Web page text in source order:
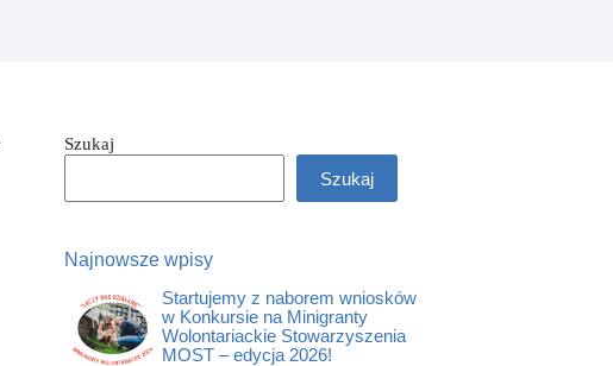
Szukaj
Szukaj
Najnowsze wpisy
Startujemy z naborem wniosków
w Konkursie na Minigranty
Wolontariackie Stowarzyszenia
MOST – edycja 2026!